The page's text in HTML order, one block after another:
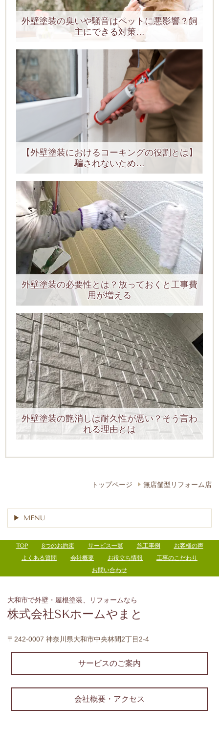
外壁塗装の臭いや騒音はペットに悪影響？飼
主にできる対策…
【外壁塗装におけるコーキングの役割とは】
騙されないため…
外壁塗装の必要性とは？放っておくと工事費
用が増える
外壁塗装の艶消しは耐久性が悪い？そう言わ
れる理由とは
トップページ 無店舗型リフォーム店
MENU
TOP 8つのお約束 サービス一覧 施工事例
お客様の声
よくある質問
会社概要 お役立ち情報
工事のこだわり
お問い合わせ
大和市で外壁・屋根塗装、リフォームなら
株式会社SKホームやまと
〒242-0007 神奈川県大和市中央林間2丁目2-4
サービスのご案内
会社概要・アクセス